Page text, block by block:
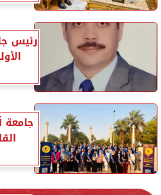
رئيس
جامعة